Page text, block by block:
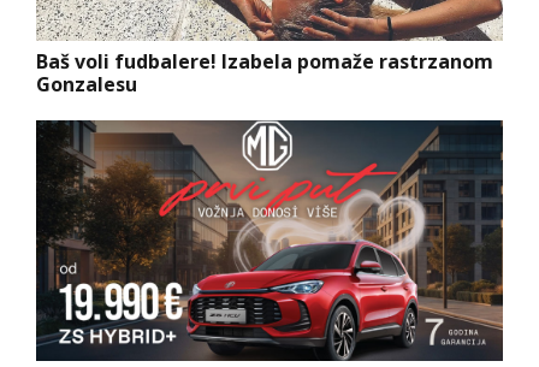
Baš voli fudbalere! Izabela pomaže rastrzanom
Gonzalesu